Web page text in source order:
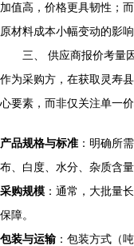
加值高，价格更具韧性；
原材料成本小幅变动的影响
三、 供应商报价考量
作为采购方，在获取灵寿
心要素，而非仅关注单一价
产品规格与标准 ：明确所
布、白度、水分、杂质含
采购规模 ：通常，大批量
保障。
包装与运输 ：包装方式（